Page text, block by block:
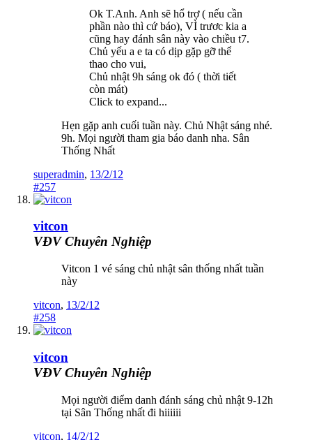
Ok T.Anh. Anh sẽ hổ trợ ( nếu cần
phần nào thì cứ báo), VÌ trươc kia a
cũng hay đánh sân này vào chiều t7.
Chủ yếu a e ta có dịp gặp gỡ thể
thao cho vui,
Chủ nhật 9h sáng ok đó ( thời tiết
còn mát)
Click to expand...
Hẹn gặp anh cuối tuần này. Chủ Nhật sáng nhé.
9h. Mọi người tham gia báo danh nha. Sân
Thống Nhất
superadmin, 13/2/12
#257
vitcon
VĐV Chuyên Nghiệp
Vitcon 1 vé sáng chủ nhật sân thống nhất tuần
này
vitcon, 13/2/12
#258
vitcon
VĐV Chuyên Nghiệp
Mọi người điểm danh đánh sáng chủ nhật 9-12h
tại Sân Thống nhất đi hiiiiii
vitcon, 14/2/12